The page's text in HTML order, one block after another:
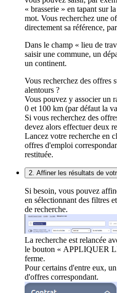
« brasserie » en tapant sur
mot. Vous recherchez une
directement sa référence,
Dans le champ « lieu de
saisir une commune, un
un continent.
Vous recherchez des offres
alentours ?
Vous pouvez y associer un
0 et 100 km (par défaut la
Si vous recherchez des
devez alors effectuer deux
Lancez votre recherche en
offres d'emploi
restituée.
2. Affiner les résultats de
Si besoin, vous pouvez
en sélectionnant des filtres
de recherche.
La recherche est relancée
le bouton « APPLIQUER
ferme.
Pour certains d'entre eux,
d'offres correspondant.